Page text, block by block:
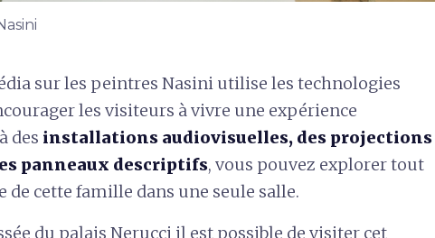
sur les peintres Nasini utilise les technologies
les visiteurs à vivre une expérience
des installations audiovisuelles, des projections
panneaux descriptifs, vous pouvez explorer tout
de cette famille dans une seule salle.
du palais Nerucci il est possible de visiter cet